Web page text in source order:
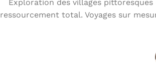
Exploration des villages
ressourcement total. Voyages sur